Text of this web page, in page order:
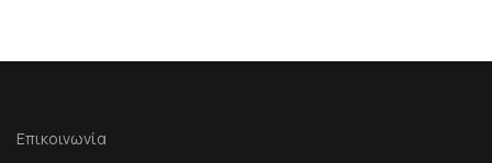
Επικοινωνία